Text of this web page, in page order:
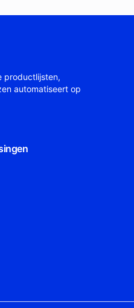
productlijsten,
automatiseert op